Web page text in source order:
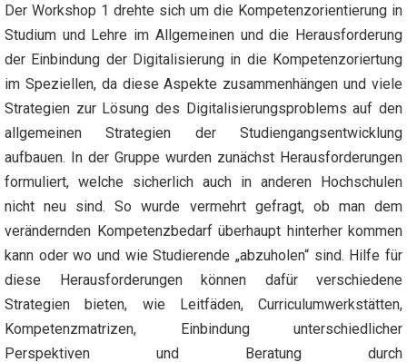
Der Workshop 1 drehte sich um die Kompetenzorientierung in
Studium und Lehre im Allgemeinen und die Herausforderung
der Einbindung der Digitalisierung in die Kompetenzoriertung
im Speziellen, da diese Aspekte zusammenhängen und viele
Strategien zur Lösung des Digitalisierungsproblems auf den
allgemeinen Strategien der Studiengangsentwicklung
aufbauen. In der Gruppe wurden zunächst Herausforderungen
formuliert, welche sicherlich auch in anderen Hochschulen
nicht neu sind. So wurde vermehrt gefragt, ob man dem
verändernden Kompetenzbedarf überhaupt hinterher kommen
kann oder wo und wie Studierende „abzuholen“ sind. Hilfe für
diese Herausforderungen können dafür verschiedene
Strategien bieten, wie Leitfäden, Curriculumwerkstätten,
Kompetenzmatrizen, Einbindung unterschiedlicher
Perspektiven und Beratung durch